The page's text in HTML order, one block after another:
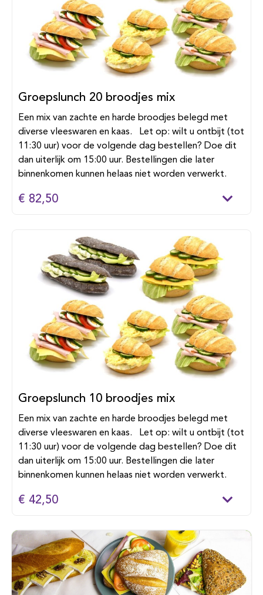
Groepslunch 20 broodjes mix
Een mix van zachte en harde broodjes belegd met
diverse vleeswaren en kaas. Let op: wilt u ontbijt (tot
11:30 uur) voor de volgende dag bestellen? Doe dit
dan uiterlijk om 15:00 uur. Bestellingen die later
binnenkomen kunnen helaas niet worden verwerkt.
€ 82,50
Groepslunch 10 broodjes mix
Een mix van zachte en harde broodjes belegd met
diverse vleeswaren en kaas. Let op: wilt u ontbijt (tot
11:30 uur) voor de volgende dag bestellen? Doe dit
dan uiterlijk om 15:00 uur. Bestellingen die later
binnenkomen kunnen helaas niet worden verwerkt.
€ 42,50